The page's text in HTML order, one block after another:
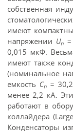
собственная
имеют
напряжении Un
0,015 мкФ.
имеют также
(номинальное
емкость Cn =
менее 2,2 кА.
работают в
коллайдера
Конденсаторы